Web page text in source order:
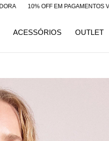
10% OFF EM PAGAMENTOS VIA PIX
ACESSÓRIOS OUTLET